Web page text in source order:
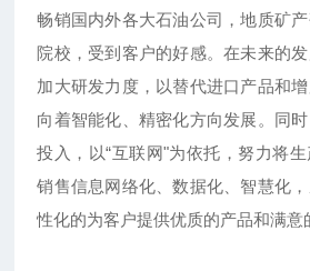
畅销国内外各大石油公司，地质矿
院校，受到客户的好感。在未来的
加大研发力度，以替代进口产品和
向着智能化、精密化方向发展。同
投入，以“互联网"为依托，努力将
销售信息网络化、数据化、智慧化
性化的为客户提供优质的产品和满意